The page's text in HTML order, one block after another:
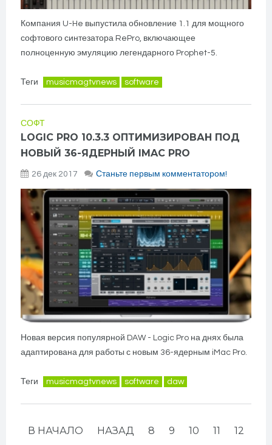
Компания U-He выпустила обновление 1.1 для мощного
софтового синтезатора RePro, включающее
полноценную эмуляцию легендарного Prophet-5.
Теги musicmagtvnews software
СОФТ
LOGIC PRO 10.3.3 ОПТИМИЗИРОВАН ПОД
НОВЫЙ 36-ЯДЕРНЫЙ IMAC PRO
26 дек 2017 Станьте первым комментатором!
Новая версия популярной DAW - Logic Pro на днях была
адаптирована для работы с новым 36-ядерным iMac Pro.
Теги musicmagtvnews software daw
В НАЧАЛО НАЗАД 8 9 10 11 12